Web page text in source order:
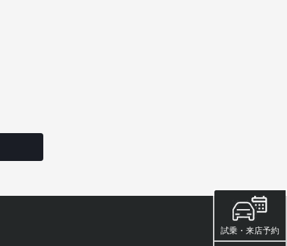
試乗・来店予約